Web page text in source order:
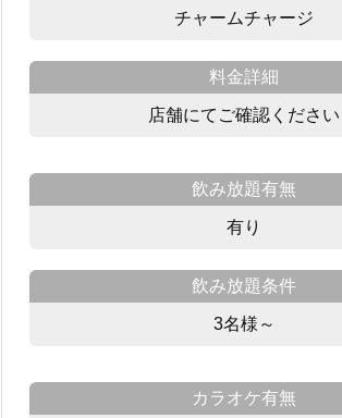
チャームチャージ
料金詳細
店舗にてご確認ください
飲み放題有無
有り
飲み放題条件
3名様～
カラオケ有無